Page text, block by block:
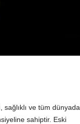
ve tüm dünyada
sahiptir. Eski